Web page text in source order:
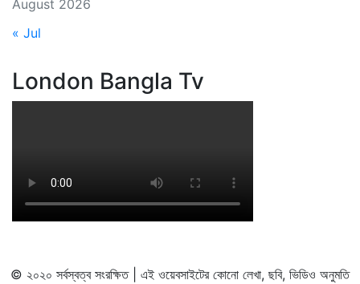
August 2026
« Jul
London Bangla Tv
© ২০২০ সর্বস্বত্ব সংরক্ষিত | এই ওয়েবসাইটের কোনো লেখা, ছবি, ভিডিও অনুমতি